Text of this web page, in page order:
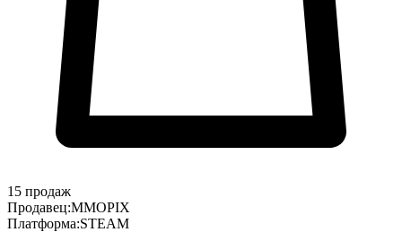
15 продаж
Продавец:MMOPIX
Платформа:STEAM